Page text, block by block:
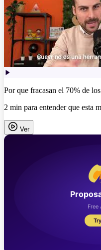
Por que fracasan el 70% de
2 min para entender que esta
Ver